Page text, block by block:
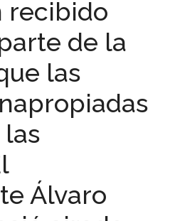
recibido
de la
las
Álvaro